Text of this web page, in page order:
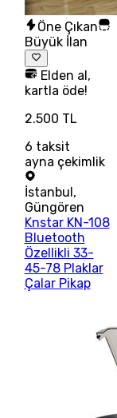
Öne Çıkan
Büyük İlan
Elden al,
kartla öde!
2.500 TL
6 taksit
ayna çekimlik
İstanbul ,
Güngören
Knstar KN-108
Bluetooth
Özellikli 33-
45-78 Plaklar
Çalar Pikap